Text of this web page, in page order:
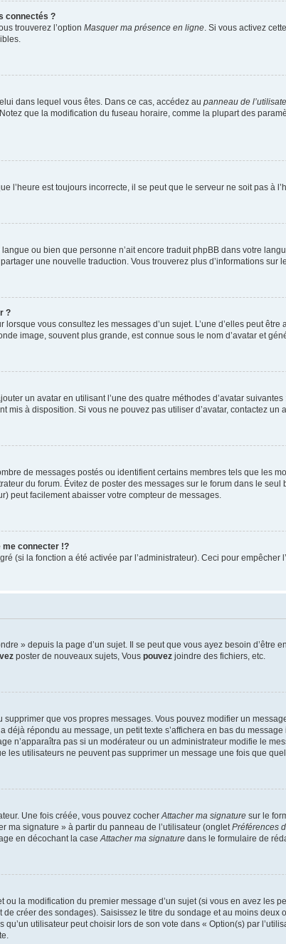
connectés ?
trouverez l’option Masquer ma présence en ligne . Si vous activez
dans lequel vous êtes. Dans ce cas, accédez au panneau de
que la modification du fuseau horaire, comme la plupart des
l’heure est toujours incorrecte, il se peut que le serveur ne soit pas à
ou bien que personne n’ait encore traduit phpBB dans votre
une nouvelle traduction. Vous trouverez plus d’informations sur
?
vous consultez les messages d’un sujet. L’une d’elles peut
image, souvent plus grande, est connue sous le nom d’avatar et
un avatar en utilisant l’une des quatre méthodes d’avatar
à disposition. Si vous ne pouvez pas utiliser d’avatar, contactez un
de messages postés ou identifient certains membres tels que les
du forum. Évitez de poster des messages sur le forum dans le
peut facilement abaisser votre compteur de messages.
me connecter !?
(si la fonction a été activée par l’administrateur). Ceci pour
» depuis la page d’un sujet. Il se peut que vous ayez besoin d’être
poster de nouveaux sujets, Vous pouvez joindre des fichiers, etc.
que vos propres messages. Vous pouvez modifier un
déjà répondu au message, un petit texte s’affichera en bas du
n’apparaîtra pas si un modérateur ou un administrateur modifie le
utilisateurs ne peuvent pas supprimer un message une fois que
Une fois créée, vous pouvez cocher Attacher ma signature sur le
ma signature » à partir du panneau de l’utilisateur (onglet Préférences
en décochant la case Attacher ma signature dans le formulaire de
la modification du premier message d’un sujet (si vous en avez les
créer des sondages). Saisissez le titre du sondage et au moins
utilisateur peut choisir lors de son vote dans « Option(s) par